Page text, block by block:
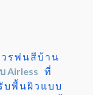
รพ่นสีบ้าน
Airless ที่
บพื้นผิวแบบ